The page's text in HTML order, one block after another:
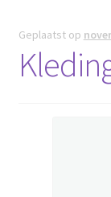
Geplaatst op